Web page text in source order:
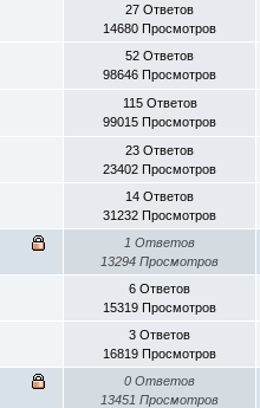
27 Ответов
14680 Просмотров
52 Ответов
98646 Просмотров
115 Ответов
99015 Просмотров
23 Ответов
23402 Просмотров
14 Ответов
31232 Просмотров
1 Ответов
13294 Просмотров
6 Ответов
15319 Просмотров
3 Ответов
16819 Просмотров
0 Ответов
13451 Просмотров